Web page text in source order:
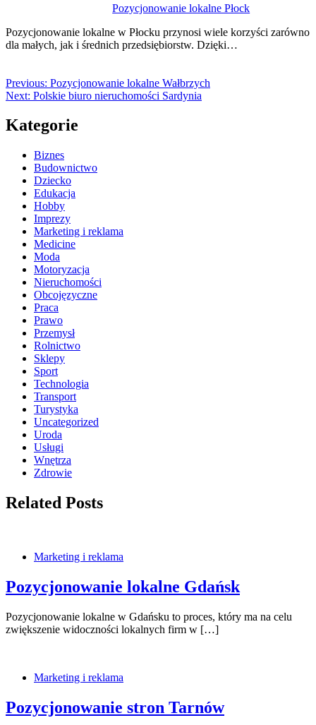
Pozycjonowanie lokalne Płock
Pozycjonowanie lokalne w Płocku przynosi wiele korzyści zarówno
dla małych, jak i średnich przedsiębiorstw. Dzięki…
Previous: Pozycjonowanie lokalne Wałbrzych
Next: Polskie biuro nieruchomości Sardynia
Kategorie
Biznes
Budownictwo
Dziecko
Edukacja
Hobby
Imprezy
Marketing i reklama
Medicine
Moda
Motoryzacja
Nieruchomości
Obcojęzyczne
Praca
Prawo
Przemysł
Rolnictwo
Sklepy
Sport
Technologia
Transport
Turystyka
Uncategorized
Uroda
Usługi
Wnętrza
Zdrowie
Related Posts
Marketing i reklama
Pozycjonowanie lokalne Gdańsk
Pozycjonowanie lokalne w Gdańsku to proces, który ma na celu
zwiększenie widoczności lokalnych firm w […]
Marketing i reklama
Pozycjonowanie stron Tarnów